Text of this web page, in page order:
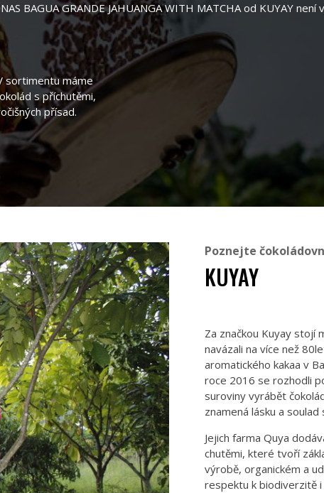
BAGUA GRANDE JAHUANGA WITH MATCHA od KUYAY
sortimentu máme
s příchutěmi,
přísad.
Poznejte
KUYAY
Za značkou Kuyay stojí
navázali na více než
aromatického kakaa v
roce 2016 se rozhodli
suroviny vyrábět
znamená lásku a soulad
Jejich farma Quya
chutěmi, které tvoří
výrobě, organickém a
respektu k biodiverzitě